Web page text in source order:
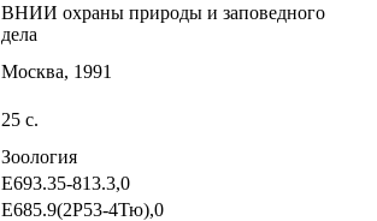
ВНИИ охраны природы и заповедного
дела
Москва, 1991
25 с.
Зоология
Е693.35-813.3,0
Е685.9(2Р53-4Тю),0